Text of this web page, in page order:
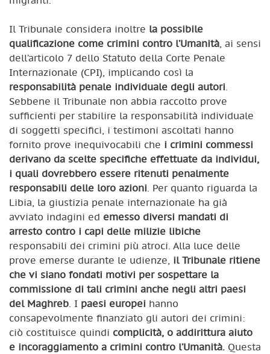
Il Tribunale considera inoltre la possibile
qualificazione come crimini contro l’Umanità , ai sensi
dell’articolo 7 dello Statuto della Corte Penale
Internazionale (CPI), implicando così la
responsabilità penale individuale degli autori
Sebbene il Tribunale non abbia raccolto prove
sufficienti per stabilire la responsabilità individuale
di soggetti specifici, i testimoni ascoltati hanno
fornito prove inequivocabili che i crimini commessi
derivano da scelte specifiche effettuate da individui,
i quali dovrebbero essere ritenuti penalmente
responsabili delle loro azioni . Per quanto riguarda la
Libia, la giustizia penale internazionale ha già
avviato indagini ed emesso diversi mandati di
arresto contro i capi delle milizie libiche
responsabili dei crimini più atroci. Alla luce delle
prove emerse durante le udienze, il Tribunale ritiene
che vi siano fondati motivi per sospettare la
commissione di tali crimini anche negli altri paesi
del Maghreb . I paesi europei hanno
consapevolmente finanziato gli autori dei crimini:
ciò costituisce quindi complicità, o addirittura aiuto
e incoraggiamento a crimini contro l’Umanità. Questa